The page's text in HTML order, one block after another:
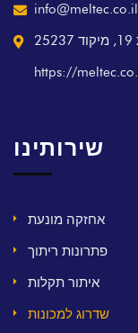
info@meltec.co.il
https://
שירותינו
אחזקה מונעת
פתרונות ריתוך
איתור תקלות
שדרוג למכונות